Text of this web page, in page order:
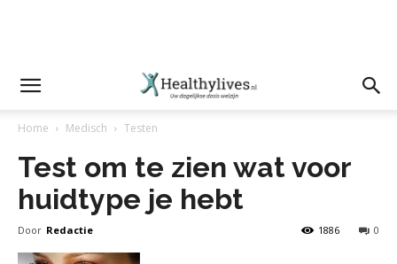
Home Medisch Testen
Test om te zien wat voor
huidtype je hebt
Door Redactie 0
1886